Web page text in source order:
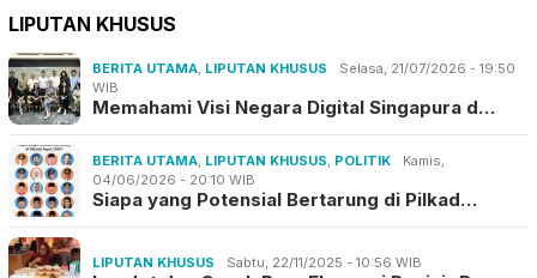
LIPUTAN KHUSUS
BERITA UTAMA LIPUTAN KHUSUS
Selasa, 21/07/2026 - 19:50
WIB
Memahami Visi Negara Digital Singapura d…
BERITA UTAMA LIPUTAN KHUSUS POLITIK
Kamis,
04/06/2026 - 20:10 WIB
Siapa yang Potensial Bertarung di Pilkad…
LIPUTAN KHUSUS Sabtu, 22/11/2025 - 10:56 WIB